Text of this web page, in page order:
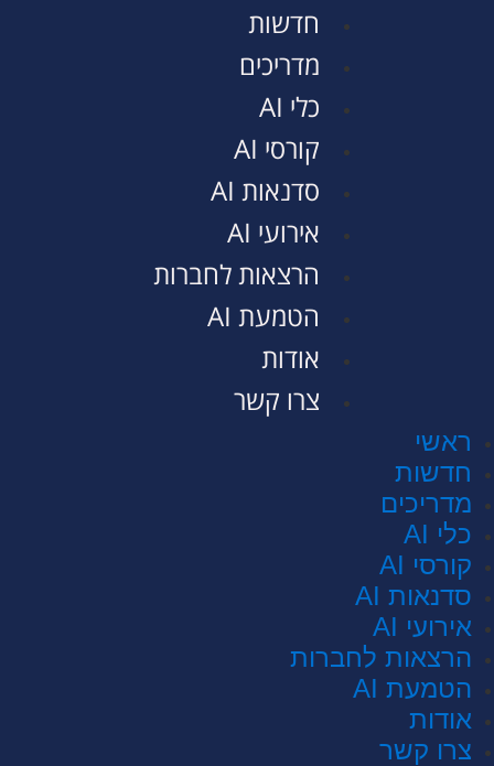
חדשות
מדריכים
כלי AI
קורסי AI
סדנאות AI
אירועי AI
הרצאות לחברות
הטמעת AI
אודות
צרו קשר
ראשי
חדשות
מדריכים
כלי AI
קורסי AI
סדנאות AI
אירועי AI
הרצאות לחברות
הטמעת AI
אודות
צרו קשר